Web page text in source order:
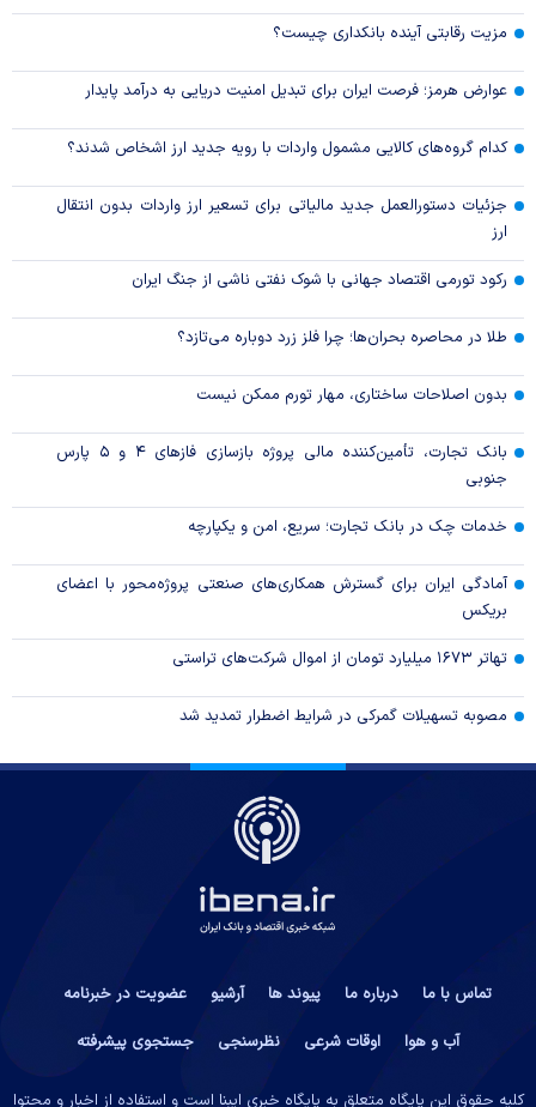
مزیت رقابتی آینده بانکداری چیست؟
عوارض هرمز؛ فرصت ایران برای تبدیل امنیت دریایی به درآمد پایدار
کدام گروه‌های کالایی مشمول واردات با رویه جدید ارز اشخاص شدند؟
جزئیات دستورالعمل جدید مالیاتی برای تسعیر ارز واردات بدون انتقال
ارز
رکود تورمی اقتصاد جهانی با شوک نفتی ناشی از جنگ ایران
طلا در محاصره بحران‌ها؛ چرا فلز زرد دوباره می‌تازد؟
بدون اصلاحات ساختاری، مهار تورم ممکن نیست
بانک تجارت، تأمین‌کننده مالی پروژه بازسازی فاز‌های ۴ و ۵ پارس
جنوبی
خدمات چک در بانک تجارت؛ سریع، امن و یکپارچه
آمادگی ایران برای گسترش همکاری‌های صنعتی پروژه‌محور با اعضای
بریکس
تهاتر ۱۶۷۳ میلیارد تومان از اموال شرکت‌های تراستی
مصوبه تسهیلات گمرکی در شرایط اضطرار تمدید شد
تماس با ما درباره ما پیوند ها آرشیو
عضویت در خبرنامه
آب و هوا
اوقات شرعی نظرسنجی جستجوی پیشرفته
کلیه حقوق این پایگاه متعلق به پایگاه خبری ایبِنا است و استفاده از اخبار و محتوا